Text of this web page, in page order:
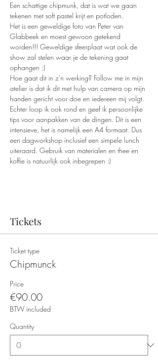
Een schattige chipmunk, dat is wat we gaan
tekenen met soft pastel krijt en potloden.
Het is een geweldige foto van Peter van
Glabbeek en moest gewoon getekend
worden!!! Geweldige sfeerplaat wat ook de
show zal stelen waar je de tekening gaat
ophangen ;)
Hoe gaat dit in z'n werking? Follow me in mijn
atelier is dat ik dit met hulp van camera op mijn
handen gericht voor doe en iedereen mij volgt.
Echter loop ik ook rond en geef ik persoonlijke
tips voor aanpakken van de dingen. Dit is een
intensieve, het is namelijk een A4 formaat. Dus
een dagworkshop inclusief een simpele lunch
uiteraard. Gebruik van materialen en thee en
koffie is natuurlijk ook inbegrepen :)
Tickets
Ticket type
Chipmunck
Price
€90.00
BTW included
Quantity